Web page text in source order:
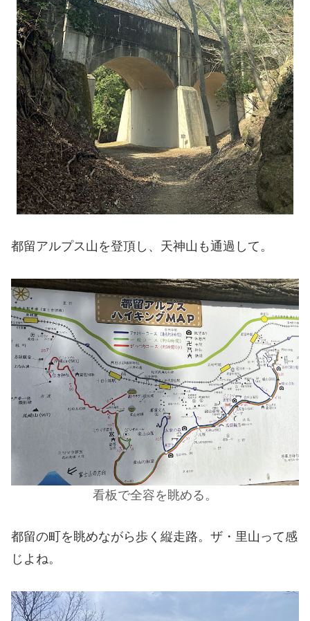
都留アルプス山を登頂し、天神山も通過して。
看板で全容を眺める。
都留の町を眺めながら歩く縦走路。ザ・里山って感
じよね。